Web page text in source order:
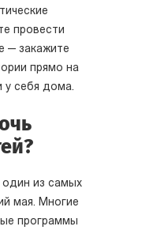
провести
— закажите
прямо на
у себя дома.
из самых
мая. Многие
программы